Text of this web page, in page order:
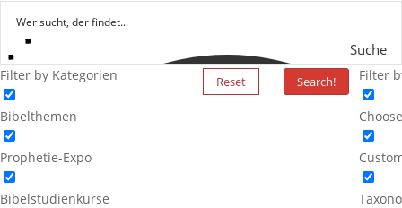
Suche
Filter by Kategorien
Bibelthemen
Prophetie-Expo
Bibelstudienkurse
Reset Search! Filter